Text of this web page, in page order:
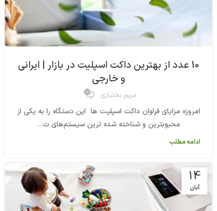
10 عدد از بهترین داکت اسپلیت در بازار | ایرانی
و خارجی
مریم بختیاری 0
امروزه مزایای فراوان داکت اسپلیت ها این دستگاه را به یکی از
محبوبترین و شناخته شده ترین سیستم‌های ت...
ادامه مطلب
14
آبان